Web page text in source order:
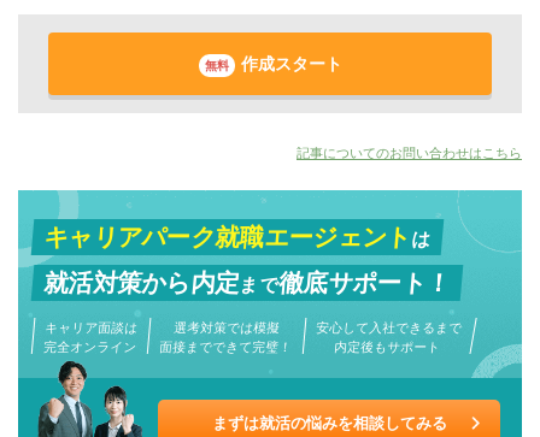
無料 作成スタート
記事についてのお問い合わせはこちら
キャリアパーク就職エージェントは
就活対策から内定まで徹底サポート！
キャリア面談は
完全オンライン
選考対策では模擬
面接までできて完璧！
安心して入社できるまで
内定後もサポート
まずは就活の悩みを相談してみる